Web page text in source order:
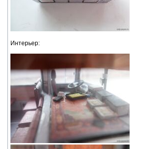
Интерьер: